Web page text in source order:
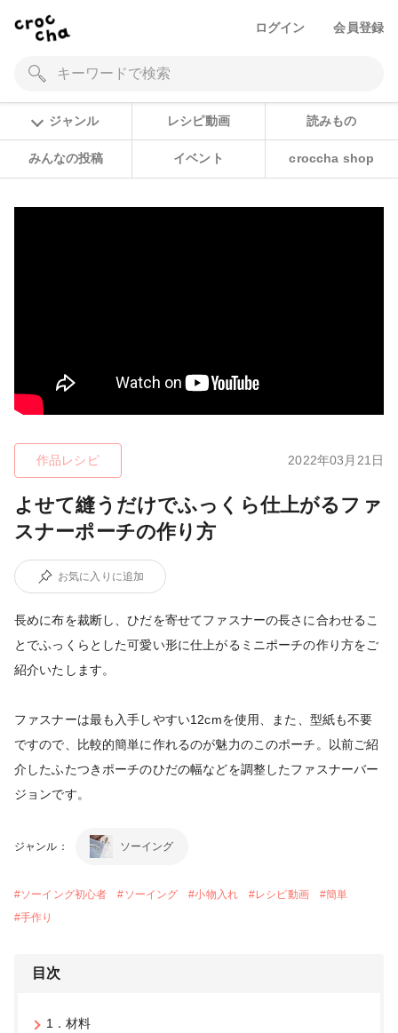
ログイン 会員登録
ジャンル レシピ動画 読みもの
みんなの投稿 イベント croccha shop
作品レシピ 2022年03月21日
よせて縫うだけでふっくら仕上がるファ
スナーポーチの作り方
お気に入りに追加
長めに布を裁断し、ひだを寄せてファスナーの長さに合わせるこ
とでふっくらとした可愛い形に仕上がるミニポーチの作り方をご
紹介いたします。
ファスナーは最も入手しやすい12cmを使用、また、型紙も不要
ですので、比較的簡単に作れるのが魅力のこのポーチ。以前ご紹
介したふたつきポーチのひだの幅などを調整したファスナーバー
ジョンです。
ジャンル： ソーイング
#ソーイング初心者 #ソーイング #小物入れ #レシピ動画 #簡単
#手作り
目次
1．材料